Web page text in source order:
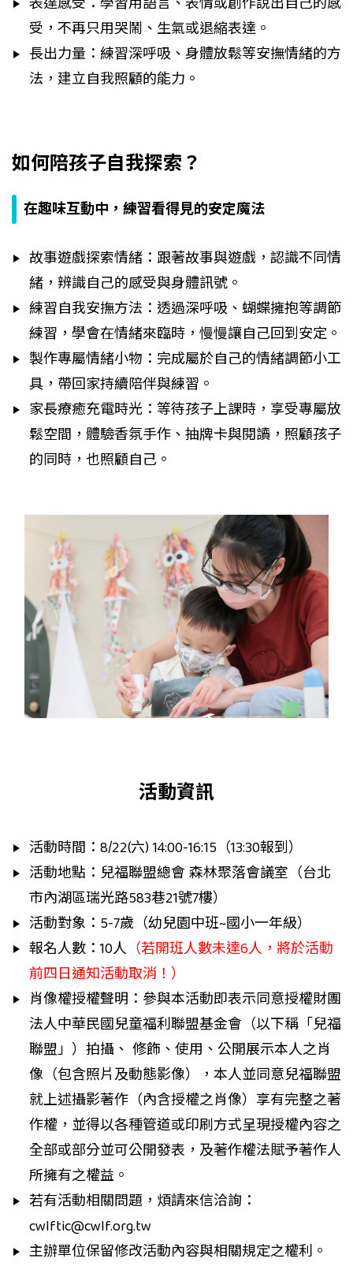
表達感受：學習用語言、表情或創作說出自己的感
受，不再只用哭鬧、生氣或退縮表達。
長出力量：練習深呼吸、身體放鬆等安撫情緒的方
法，建立自我照顧的能力。
如何陪孩子自我探索？
在趣味互動中，練習看得見的安定魔法
故事遊戲探索情緒：跟著故事與遊戲，認識不同情
緒，辨識自己的感受與身體訊號。
練習自我安撫方法：透過深呼吸、蝴蝶擁抱等調節
練習，學會在情緒來臨時，慢慢讓自己回到安定。
製作專屬情緒小物：完成屬於自己的情緒調節小工
具，帶回家持續陪伴與練習。
家長療癒充電時光：等待孩子上課時，享受專屬放
鬆空間，體驗香氛手作、抽牌卡與閱讀，照顧孩子
的同時，也照顧自己。
活動資訊
活動時間：8/22(六) 14:00-16:15（13:30報到）
活動地點：兒福聯盟總會 森林聚落會議室（台北
市內湖區瑞光路583巷21號7樓）
活動對象：5-7歲（幼兒園中班~國小一年級）
報名人數：10人 （若開班人數未達6人，將於活動
前四日通知活動取消！）
肖像權授權聲明：參與本活動即表示同意授權財團
法人中華民國兒童福利聯盟基金會（以下稱「兒福
聯盟」）拍攝、 修飾、使用、公開展示本人之肖
像（包含照片及動態影像），本人並同意兒福聯盟
就上述攝影著作（內含授權之肖像）享有完整之著
作權，並得以各種管道或印刷方式呈現授權內容之
全部或部分並可公開發表，及著作權法賦予著作人
所擁有之權益。
若有活動相關問題，煩請來信洽詢：
cwlftic@cwlf.org.tw
主辦單位保留修改活動內容與相關規定之權利。